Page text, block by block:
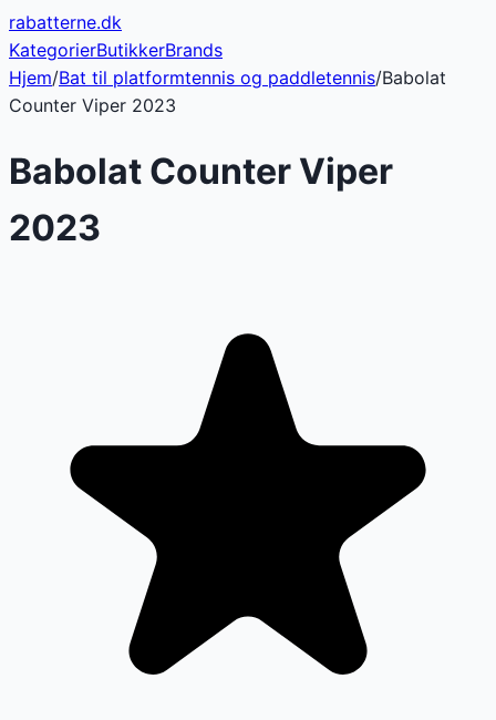
rabatterne.dk
KategorierButikkerBrands
Hjem/Bat til platformtennis og paddletennis/Babolat
Counter Viper 2023
Babolat Counter Viper
2023